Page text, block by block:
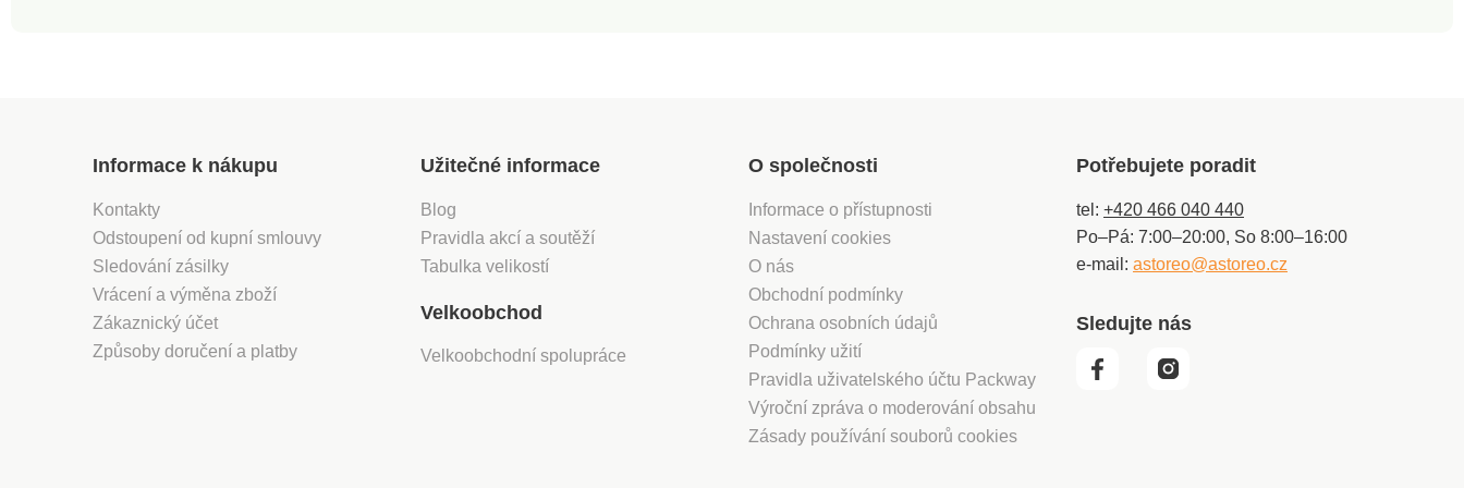
Informace k nákupu
Kontakty
Odstoupení od kupní smlouvy
Sledování zásilky
Vrácení a výměna zboží
Zákaznický účet
Způsoby doručení a platby
Užitečné informace
Blog
Pravidla akcí a soutěží
Tabulka velikostí
Velkoobchod
Velkoobchodní spolupráce
O společnosti
Informace o přístupnosti
Nastavení cookies
O nás
Obchodní podmínky
Ochrana osobních údajů
Podmínky užití
Pravidla uživatelského účtu Packway
Výroční zpráva o moderování obsahu
Zásady používání souborů cookies
Potřebujete poradit
tel: +420 466 040 440
Po–Pá: 7:00–20:00, So 8:00–16:00
e-mail: astoreo@astoreo.cz
Sledujte nás